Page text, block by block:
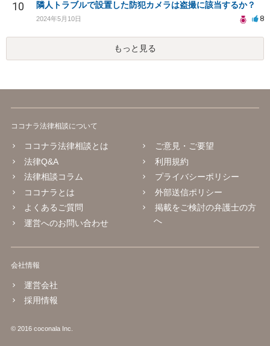
10 隣人トラブルで設置した防犯カメラは盗撮に該当するか？
2024年5月10日 8
もっと見る
ココナラ法律相談について
ココナラ法律相談とは
法律Q&A
法律相談コラム
ココナラとは
よくあるご質問
運営へのお問い合わせ
ご意見・ご要望
利用規約
プライバシーポリシー
外部送信ポリシー
掲載をご検討の弁護士の方
へ
会社情報
運営会社
採用情報
© 2016 coconala Inc.